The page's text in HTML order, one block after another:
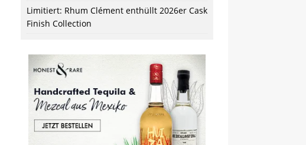
Limitiert: Rhum Clément enthüllt 2026er Cask
Finish Collection